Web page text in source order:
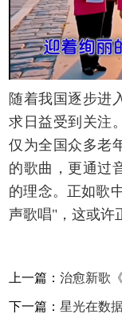
随着我国逐步进
求日益受到关注
仅为全国众多老
的歌曲，更通过
的理念。正如歌
声歌唱"，这或许
上一篇：治愈新歌
下一篇：星光在数